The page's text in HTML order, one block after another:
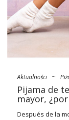
les agregarán
Aktualności ~
Pijama de
mayor,
Después de la